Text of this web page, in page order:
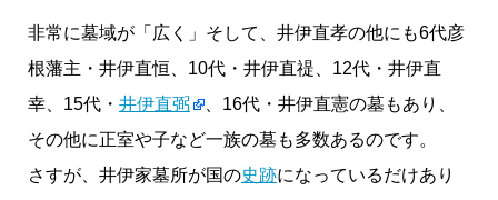
非常に墓域が「広く」そして、井伊直孝の他にも6代彦
根藩主・井伊直恒、10代・井伊直禔、12代・井伊直
幸、15代・ 井伊直弼
、16代・井伊直憲の墓もあり、
その他に正室や子など一族の墓も多数あるのです。
さすが、井伊家墓所が国の史跡になっているだけあり